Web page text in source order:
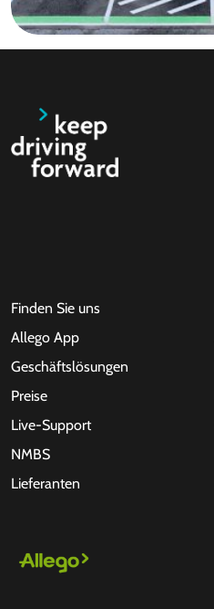
Finden Sie uns
Allego App
Geschäftslösungen
Preise
Live-Support
NMBS
Lieferanten